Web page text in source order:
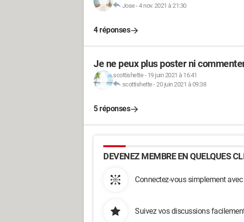
Jose-4 nov. 2021 à 21:30
4 réponses
Je ne peux plus poster ni
scottishette- 19 juin 2021 à 16:41
scottishette-20 juin 2021 à 09:38
5 réponses
DEVENEZ MEMBRE EN QUELQUES
Connectez-vous simplement
Suivez vos discussions